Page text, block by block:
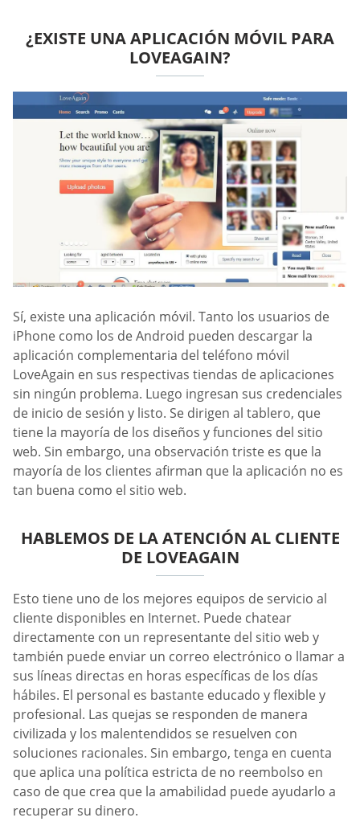
¿EXISTE UNA APLICACIÓN MÓVIL PARA
LOVEAGAIN?
Sí, existe una aplicación móvil. Tanto los usuarios de
iPhone como los de Android pueden descargar la
aplicación complementaria del teléfono móvil
LoveAgain en sus respectivas tiendas de aplicaciones
sin ningún problema. Luego ingresan sus credenciales
de inicio de sesión y listo. Se dirigen al tablero, que
tiene la mayoría de los diseños y funciones del sitio
web. Sin embargo, una observación triste es que la
mayoría de los clientes afirman que la aplicación no es
tan buena como el sitio web.
HABLEMOS DE LA ATENCIÓN AL CLIENTE
DE LOVEAGAIN
Esto tiene uno de los mejores equipos de servicio al
cliente disponibles en Internet. Puede chatear
directamente con un representante del sitio web y
también puede enviar un correo electrónico o llamar a
sus líneas directas en horas específicas de los días
hábiles. El personal es bastante educado y flexible y
profesional. Las quejas se responden de manera
civilizada y los malentendidos se resuelven con
soluciones racionales. Sin embargo, tenga en cuenta
que aplica una política estricta de no reembolso en
caso de que crea que la amabilidad puede ayudarlo a
recuperar su dinero.